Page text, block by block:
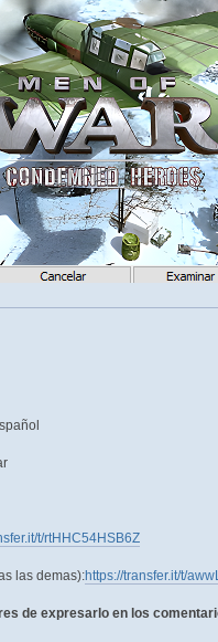
t/rtHHC54HSB6Z
las demas):https://transfer.it/t/
de expresarlo en los